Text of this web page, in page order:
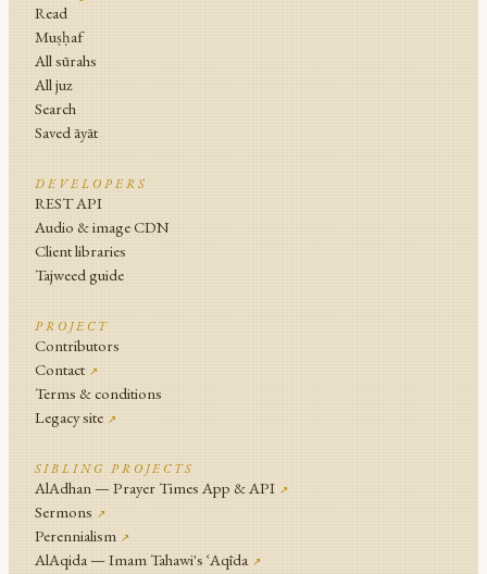
Read
Muṣḥaf
All sūrahs
All juz
Search
Saved āyāt
DEVELOPERS
REST API
Audio & image CDN
Client libraries
Tajweed guide
PROJECT
Contributors
Contact ↗
Terms & conditions
Legacy site ↗
SIBLING PROJECTS
AlAdhan — Prayer Times App & API ↗
Sermons ↗
Perennialism ↗
AlAqida — Imam Tahawi's ʿAqīda ↗